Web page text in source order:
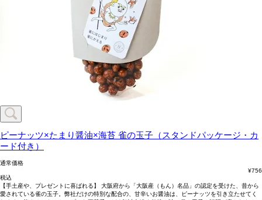
ピーナッツ×たまり醤油×海苔 雀の玉子（スタンドパッケージ・カ
ード付き）
通常価格
¥756
税込
【手土産や、プレゼントに喜ばれる】 大阪府から「大阪産（もん）名品」の認定を受けた、昔から
愛されている雀の玉子。弊社だけの特別な配合の、甘辛いお醤油は、ピーナッツを引き立たせてく